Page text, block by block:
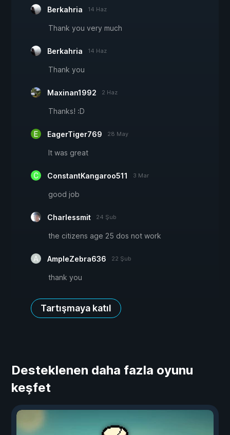
Berkahria 14 Haz
Thank you very much
Berkahria 14 Haz
Thank you
Maxinan1992 2 Haz
Thanks! :D
EagerTiger769 28 May
It was great
ConstantKangaroo511 3 Mar
good job
Charlessmit 24 Şub
the citizens age 25 dos not work
AmpleZebra636 22 Şub
thank you
Tartışmaya katıl
Desteklenen daha fazla oyunu
keşfet